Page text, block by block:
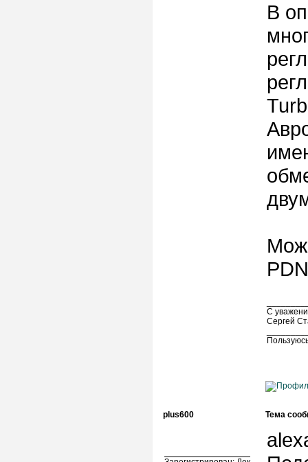
В
С
Сергей
plus600 Тема